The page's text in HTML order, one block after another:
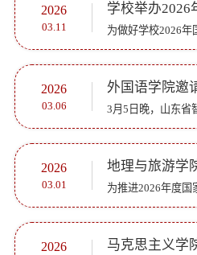
2026
03.11
2026
03.06
2026
03.01
2026